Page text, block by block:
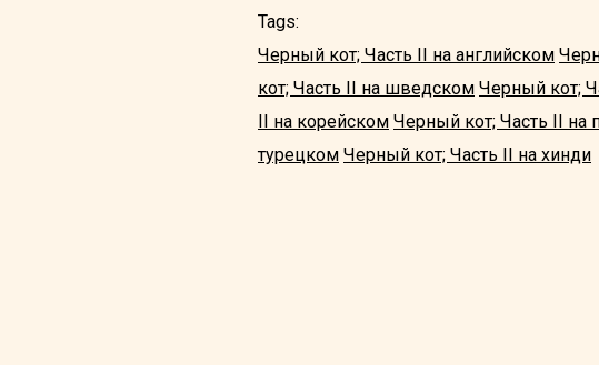
Tags:
Черный кот; Часть II на английском
кот; Часть II на шведском Черный кот;
II на корейском Черный кот; Часть II на
турецком Черный кот; Часть II на хинди